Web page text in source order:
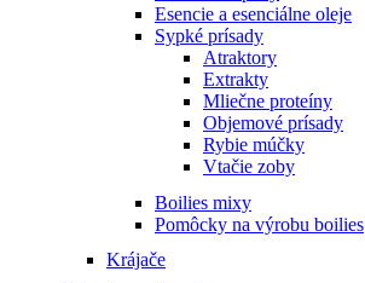
Esencie a esenciálne oleje
Sypké prísady
Atraktory
Extrakty
Mliečne proteíny
Objemové prísady
Rybie múčky
Vtačie zoby
Boilies mixy
Pomôcky na výrobu boilies
Krájače